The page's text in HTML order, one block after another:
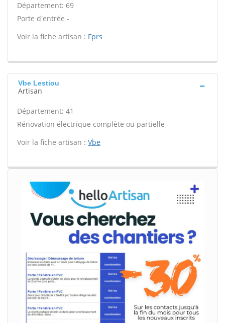
Département: 69
Porte d'entrée -
Voir la fiche artisan : Fprs
Vbe Lestiou
Artisan
Département: 41
Rénovation électrique complète ou partielle -
Voir la fiche artisan : Vbe